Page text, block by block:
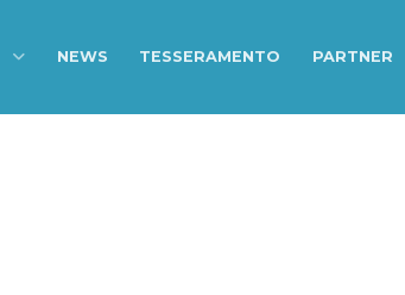
NEWS TESSERAMENTO PARTNER